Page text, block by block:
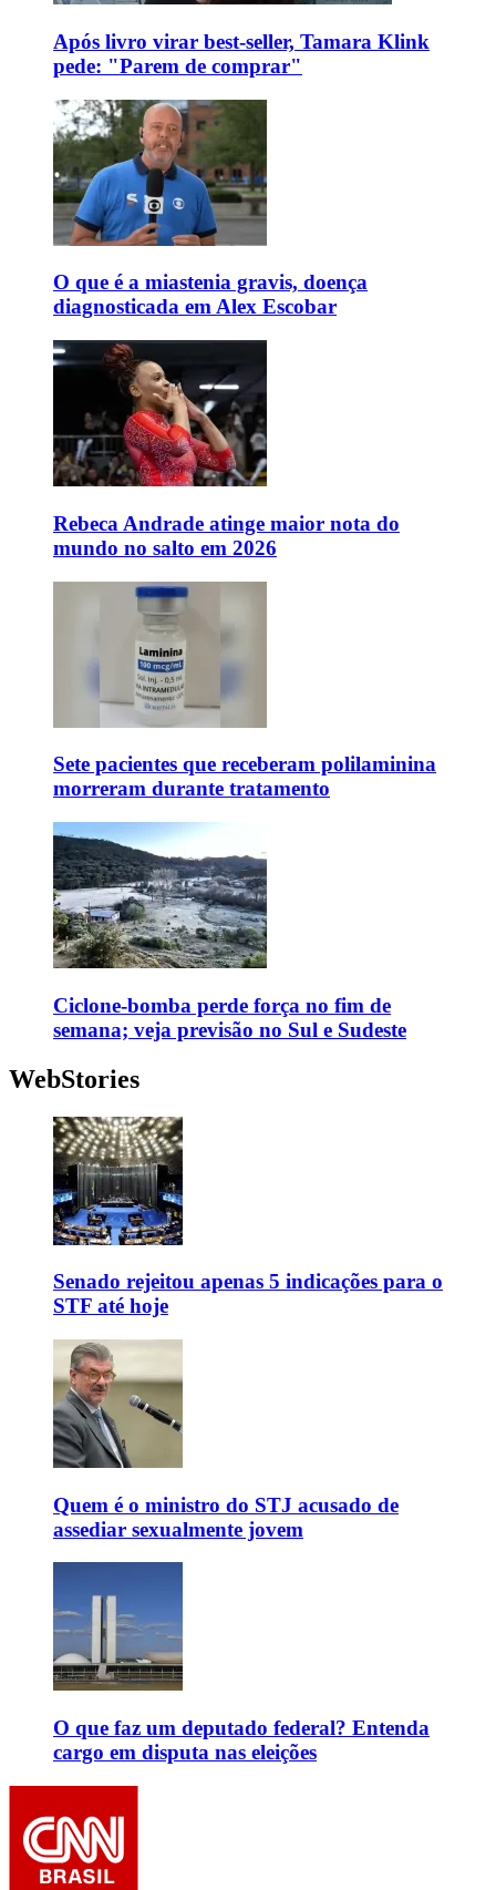
Após livro virar best-seller, Tamara Klink
pede: "Parem de comprar"
O que é a miastenia gravis, doença
diagnosticada em Alex Escobar
Rebeca Andrade atinge maior nota do
mundo no salto em 2026
Sete pacientes que receberam polilaminina
morreram durante tratamento
Ciclone-bomba perde força no fim de
semana; veja previsão no Sul e Sudeste
WebStories
Senado rejeitou apenas 5 indicações para o
STF até hoje
Quem é o ministro do STJ acusado de
assediar sexualmente jovem
O que faz um deputado federal? Entenda
cargo em disputa nas eleições